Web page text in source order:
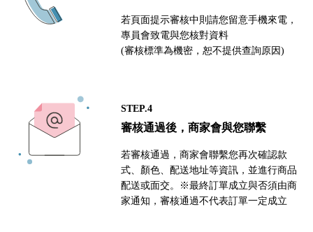
若頁面提示審核中則請您留意手機來電，
專員會致電與您核對資料
(審核標準為機密，恕不提供查詢原因)
STEP.4
審核通過後，商家會與您聯繫
若審核通過，商家會聯繫您再次確認款
式、顏色、配送地址等資訊，並進行商品
配送或面交。※最終訂單成立與否須由商
家通知，審核通過不代表訂單一定成立